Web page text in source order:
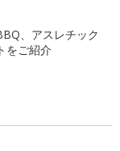
、アスレチック
をご紹介